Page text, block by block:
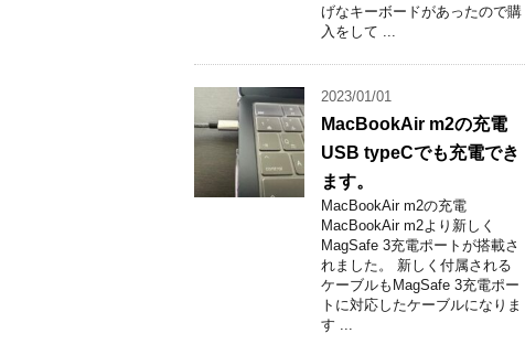
げなキーボードがあったので購
入をして ...
2023/01/01
MacBookAir m2の充電
USB typeCでも充電でき
ます。
MacBookAir m2の充電
MacBookAir m2より新しく
MagSafe 3充電ポートが搭載さ
れました。 新しく付属される
ケーブルもMagSafe 3充電ポー
トに対応したケーブルになりま
す ...